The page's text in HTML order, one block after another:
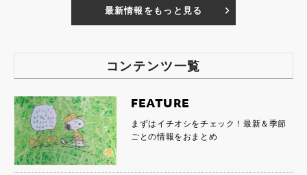
最新情報をもっと見る
コンテンツ一覧
FEATURE
まずはイチオシをチェック！最新＆季節
ごとの情報をおまとめ